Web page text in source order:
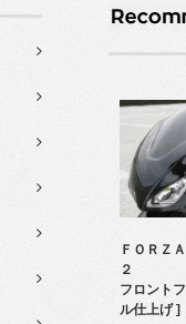
ＦＯＲＺ
２
フロント
ル仕上げ ]